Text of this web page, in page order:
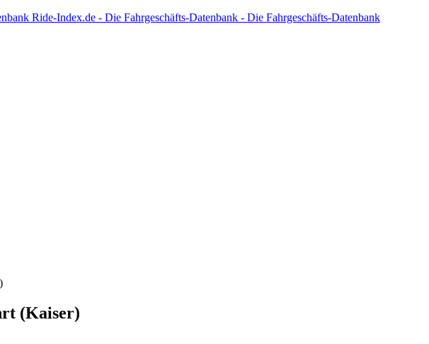
Ride-Index.de - Die Fahrgeschäfts-Datenbank - Die Fahrgeschäfts-Datenbank
(Kaiser)